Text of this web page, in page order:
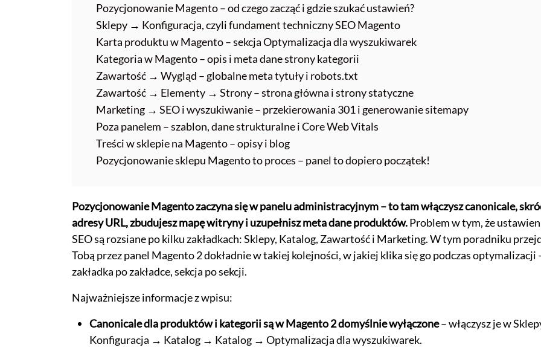
Pozycjonowanie Magento – od czego zacząć i gdzie szukać ustawień?
Sklepy → Konfiguracja, czyli fundament techniczny SEO Magento
Karta produktu w Magento – sekcja Optymalizacja dla wyszukiwarek
Kategoria w Magento – opis i meta dane strony kategorii
Zawartość → Wygląd – globalne meta tytuły i robots.txt
Zawartość → Elementy → Strony – strona główna i strony statyczne
Marketing → SEO i wyszukiwanie – przekierowania 301 i generowanie sitemapy
Poza panelem – szablon, dane strukturalne i Core Web Vitals
Treści w sklepie na Magento – opisy i blog
Pozycjonowanie sklepu Magento to proces – panel to dopiero początek!
Pozycjonowanie Magento zaczyna się w panelu administracyjnym – to tam włączysz canonicale,
adresy URL, zbudujesz mapę witryny i uzupełnisz meta dane produktów.Problem w tym, że
SEO są rozsiane po kilku zakładkach: Sklepy, Katalog, Zawartość i Marketing. W tym poradniku
Tobą przez panel Magento 2 dokładnie w takiej kolejności, w jakiej klika się go podczas optymalizacji
zakładka po zakładce, sekcja po sekcji.
Najważniejsze informacje z wpisu:
Canonicale dla produktów i kategorii są w Magento 2 domyślnie wyłączone– włączysz je w
Konfiguracja → Katalog → Katalog → Optymalizacja dla wyszukiwarek.